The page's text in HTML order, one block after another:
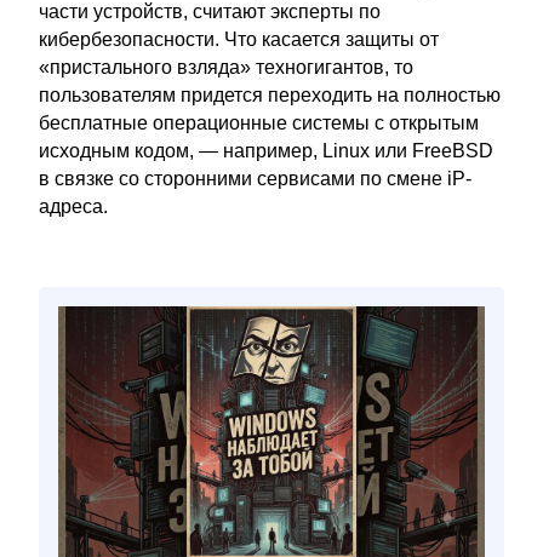
части устройств, считают эксперты по
кибербезопасности. Что касается защиты от
«пристального взляда» техногигантов, то
пользователям придется переходить на полностью
бесплатные операционные системы с открытым
исходным кодом, — например, Linux или FreeBSD
в связке со сторонними сервисами по смене iP-
адреса.